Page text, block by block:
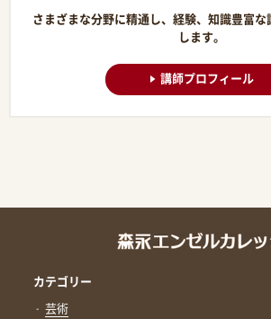
さまざまな分野に精通し、経験、知識豊富
します。
講師プロフィール
カテゴリー
芸術